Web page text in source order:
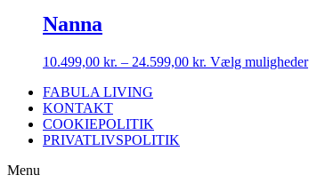
Nanna
10.499,00 kr. – 24.599,00 kr. Vælg muligheder
FABULA LIVING
KONTAKT
COOKIEPOLITIK
PRIVATLIVSPOLITIK
Menu